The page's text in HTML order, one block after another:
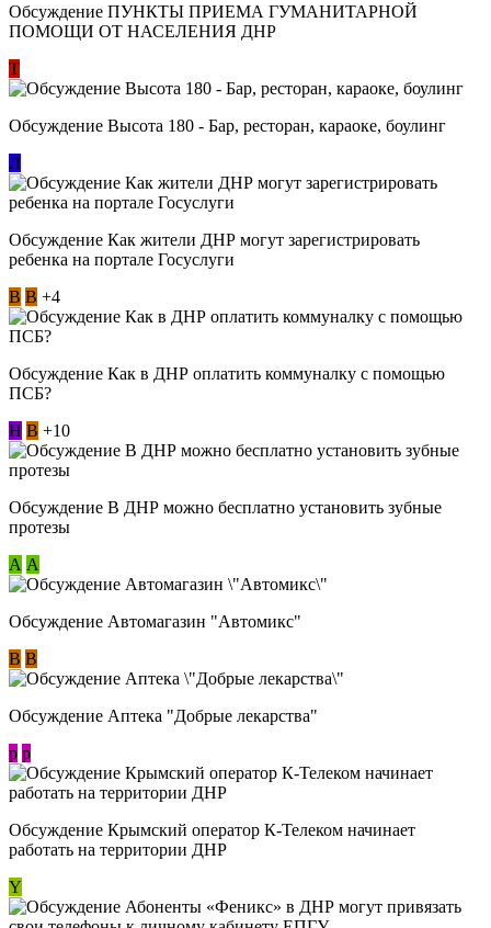
Обсуждение ​ПУНКТЫ ПРИЕМА ГУМАНИТАРНОЙ
ПОМОЩИ ОТ НАСЕЛЕНИЯ ДНР
Т
Обсуждение Высота 180 - Бар, ресторан, караоке, боулинг
Л
Обсуждение Как жители ДНР могут зарегистрировать
ребенка на портале Госуслуги
В В +4
Обсуждение Как в ДНР оплатить коммуналку с помощью
ПСБ?
Н В +10
Обсуждение В ДНР можно бесплатно установить зубные
протезы
А А
Обсуждение Автомагазин "Автомикс"
В В
Обсуждение Аптека "Добрые лекарства"
p p
Обсуждение Крымский оператор К-Телеком начинает
работать на территории ДНР
Y